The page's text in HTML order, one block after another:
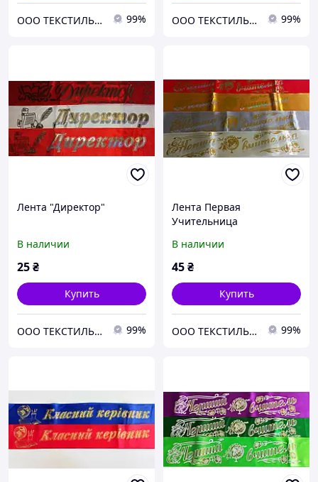
ООО ТЕКСТИЛЬ ГРУП 99% ООО ТЕКСТИЛЬ ГРУП 99%
Лента "Директор"
В наличии
25₴
Купить
ООО ТЕКСТИЛЬ ГРУП 99%
Лента Первая
Учительница
В наличии
45₴
Купить
ООО ТЕКСТИЛЬ ГРУП 99%